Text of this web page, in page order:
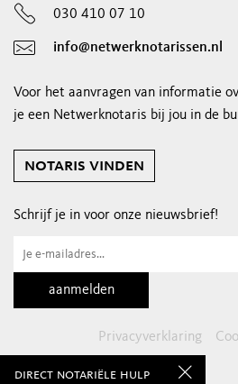
030 410 07 10
info@netwerknotarissen.nl
Voor het aanvragen van informatie
je een Netwerknotaris bij jou in de
notaris vinden
Schrijf je in voor onze nieuwsbrief!
Privacyverklaring
direct notariële hulp